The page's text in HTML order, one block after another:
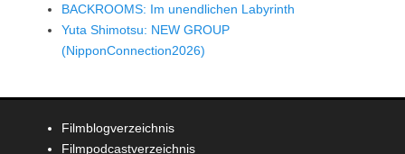
BACKROOMS: Im unendlichen Labyrinth
Yuta Shimotsu: NEW GROUP
(NipponConnection2026)
Filmblogverzeichnis
Filmpodcastverzeichnis